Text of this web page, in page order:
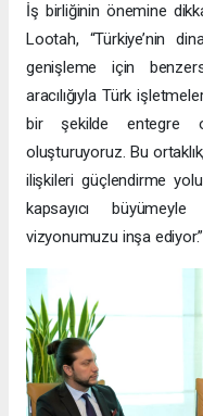
İş birliğinin önemine
Lootah, “Türkiye’nin
genişleme için
aracılığıyla Türk
bir şekilde entegre
oluşturuyoruz. Bu
ilişkileri güçlendirme
kapsayıcı
vizyonumuzu inşa